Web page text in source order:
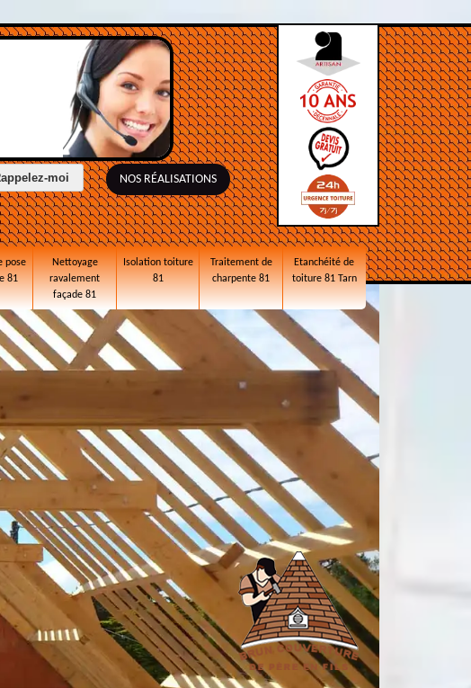
NOS RÉALISATIONS
pose
81
Nettoyage
ravalement
façade 81
Isolation toiture
81
Traitement de
charpente 81
Etanchéité de
toiture 81 Tarn